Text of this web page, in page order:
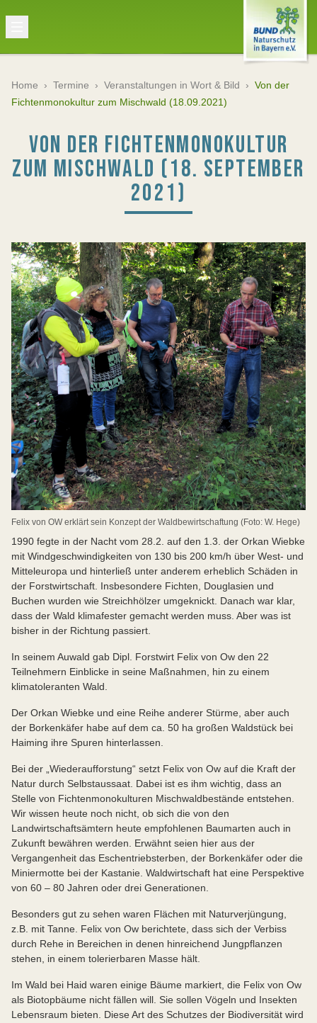
Home › Termine › Veranstaltungen in Wort & Bild › Von der
Fichtenmonokultur zum Mischwald (18.09.2021)
VON DER FICHTENMONOKULTUR
ZUM MISCHWALD (18. SEPTEMBER
2021)
Felix von OW erklärt sein Konzept der Waldbewirtschaftung (Foto: W. Hege)
1990 fegte in der Nacht vom 28.2. auf den 1.3. der Orkan Wiebke
mit Windgeschwindigkeiten von 130 bis 200 km/h über West- und
Mitteleuropa und hinterließ unter anderem erheblich Schäden in
der Forstwirtschaft. Insbesondere Fichten, Douglasien und
Buchen wurden wie Streichhölzer umgeknickt. Danach war klar,
dass der Wald klimafester gemacht werden muss. Aber was ist
bisher in der Richtung passiert.
In seinem Auwald gab Dipl. Forstwirt Felix von Ow den 22
Teilnehmern Einblicke in seine Maßnahmen, hin zu einem
klimatoleranten Wald.
Der Orkan Wiebke und eine Reihe anderer Stürme, aber auch
der Borkenkäfer habe auf dem ca. 50 ha großen Waldstück bei
Haiming ihre Spuren hinterlassen.
Bei der „Wiederaufforstung“ setzt Felix von Ow auf die Kraft der
Natur durch Selbstaussaat. Dabei ist es ihm wichtig, dass an
Stelle von Fichtenmonokulturen Mischwaldbestände entstehen.
Wir wissen heute noch nicht, ob sich die von den
Landwirtschaftsämtern heute empfohlenen Baumarten auch in
Zukunft bewähren werden. Erwähnt seien hier aus der
Vergangenheit das Eschentriebsterben, der Borkenkäfer oder die
Miniermotte bei der Kastanie. Waldwirtschaft hat eine Perspektive
von 60 – 80 Jahren oder drei Generationen.
Besonders gut zu sehen waren Flächen mit Naturverjüngung,
z.B. mit Tanne. Felix von Ow berichtete, dass sich der Verbiss
durch Rehe in Bereichen in denen hinreichend Jungpflanzen
stehen, in einem tolerierbaren Masse hält.
Im Wald bei Haid waren einige Bäume markiert, die Felix von Ow
als Biotopbäume nicht fällen will. Sie sollen Vögeln und Insekten
Lebensraum bieten. Diese Art des Schutzes der Biodiversität wird